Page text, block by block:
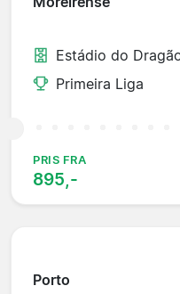
Estádio do
Primeira Liga
PRIS FRA
895,-
Porto